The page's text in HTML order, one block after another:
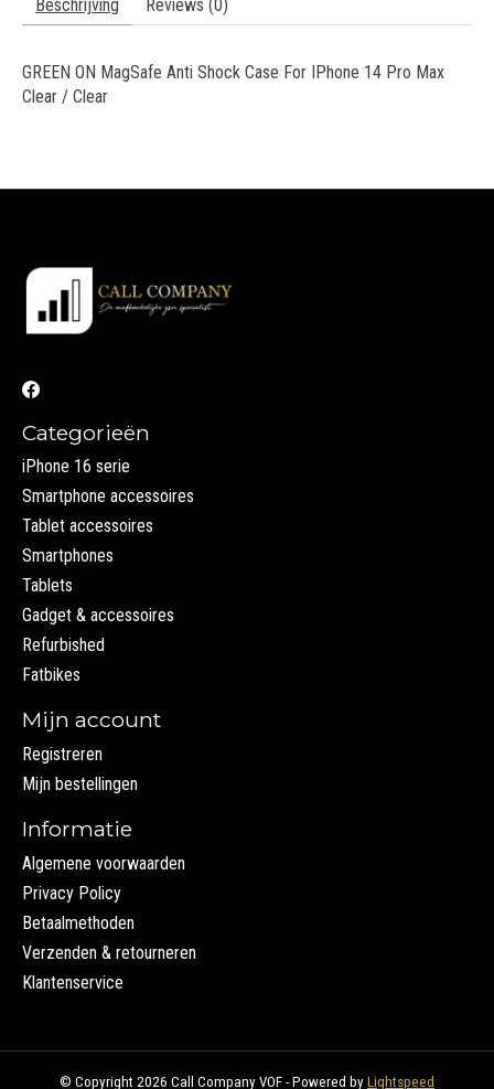
Beschrijving Reviews (0)
GREEN ON MagSafe Anti Shock Case For IPhone 14 Pro Max
Clear / Clear
Categorieën
iPhone 16 serie
Smartphone accessoires
Tablet accessoires
Smartphones
Tablets
Gadget & accessoires
Refurbished
Fatbikes
Mijn account
Registreren
Mijn bestellingen
Informatie
Algemene voorwaarden
Privacy Policy
Betaalmethoden
Verzenden & retourneren
Klantenservice
© Copyright 2026 Call Company VOF - Powered by Lightspeed